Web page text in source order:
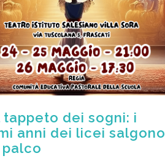
tappeto dei sogni: i
anni dei licei salgono
palco